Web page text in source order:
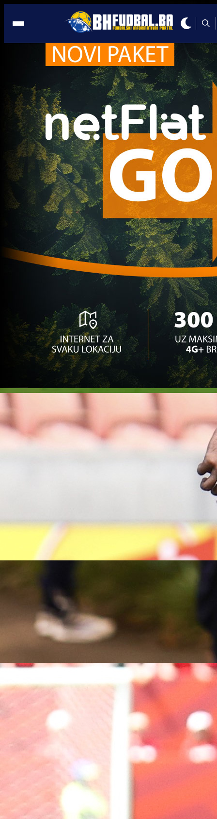
A Selekcija
A Selekcija
Alajbegović nije jedini? Još jedan
BiH bi mogao zaigrati za Juventus!
A Selekcija
Edin Džeko šokirao izjavom: Ovo je vjerovatno
posljednja sezona!
5 dan 19 h
A Selekcija
Samed Baždar pravi sjajan transfer: Ove sezone
A Selekcija
Jovo Lukić ima novi klub: Trener Cluja praktično
potvrdio veliki transfer!